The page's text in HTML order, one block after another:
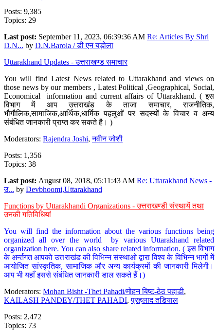
Posts: 9,385
Topics: 29
Last post: September 11, 2023, 06:39:36 AM Re: Articles By Shri
D.N... by D.N.Barola / डी एन बड़ोला
Uttarakhand Updates - उत्तराखण्ड समाचार
You will find Latest News related to Uttarakhand and views on
those news by our members , Latest Political ,Geographical, Social,
Economical information and current affairs of Uttarakhand. ( इस
विभाग में आप उत्तराखंड के ताजा समाचार, राजनीतिक,
भौगौलिक,सामाजिक,आर्थिक,धार्मिक पहलुओं पर सदस्यों के विचार व अन्य
संबंधित जानकारी प्राप्त कर सकते है। )
Moderators: Rajendra Joshi,नवीन जोशी
Posts: 1,356
Topics: 38
Last post: August 08, 2018, 05:11:43 AM Re: Uttarakhand News -
उ... by Devbhoomi,Uttarakhand
Functions by Uttarakhandi Organizations - उत्तराखण्डी संस्थायें तथा
उनकी गतिविधियां
You will find the information about the various functions being
organized all over the world by various Uttarakhand related
organization here. You can also share related information. ( इस विभाग
के अर्न्तगत आपको उत्तराखंड की विभिन्न संस्थाओ द्वारा विश्व के विभिन्न भागों में
आयोजित सांस्कृतिक, सामाजिक और अन्य कार्यक्रमों की जानकारी मिलेगी।
आप भी यहाँ इससे संबंधित जानकारी डाल सकते हैं।)
Moderators: Mohan Bisht -Thet Pahadi/मोहन बिष्ट-ठेठ पहाडी,
KAILASH PANDEY/THET PAHADI,प्रहलाद तडियाल
Posts: 2,472
Topics: 73